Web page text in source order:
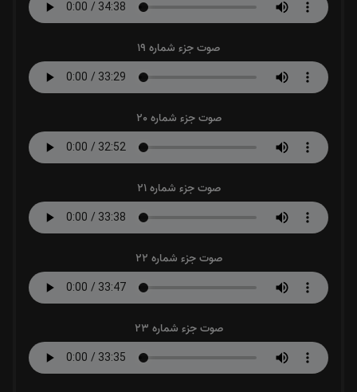
صوت جزء شماره 19
صوت جزء شماره 20
صوت جزء شماره 21
صوت جزء شماره 22
صوت جزء شماره 23